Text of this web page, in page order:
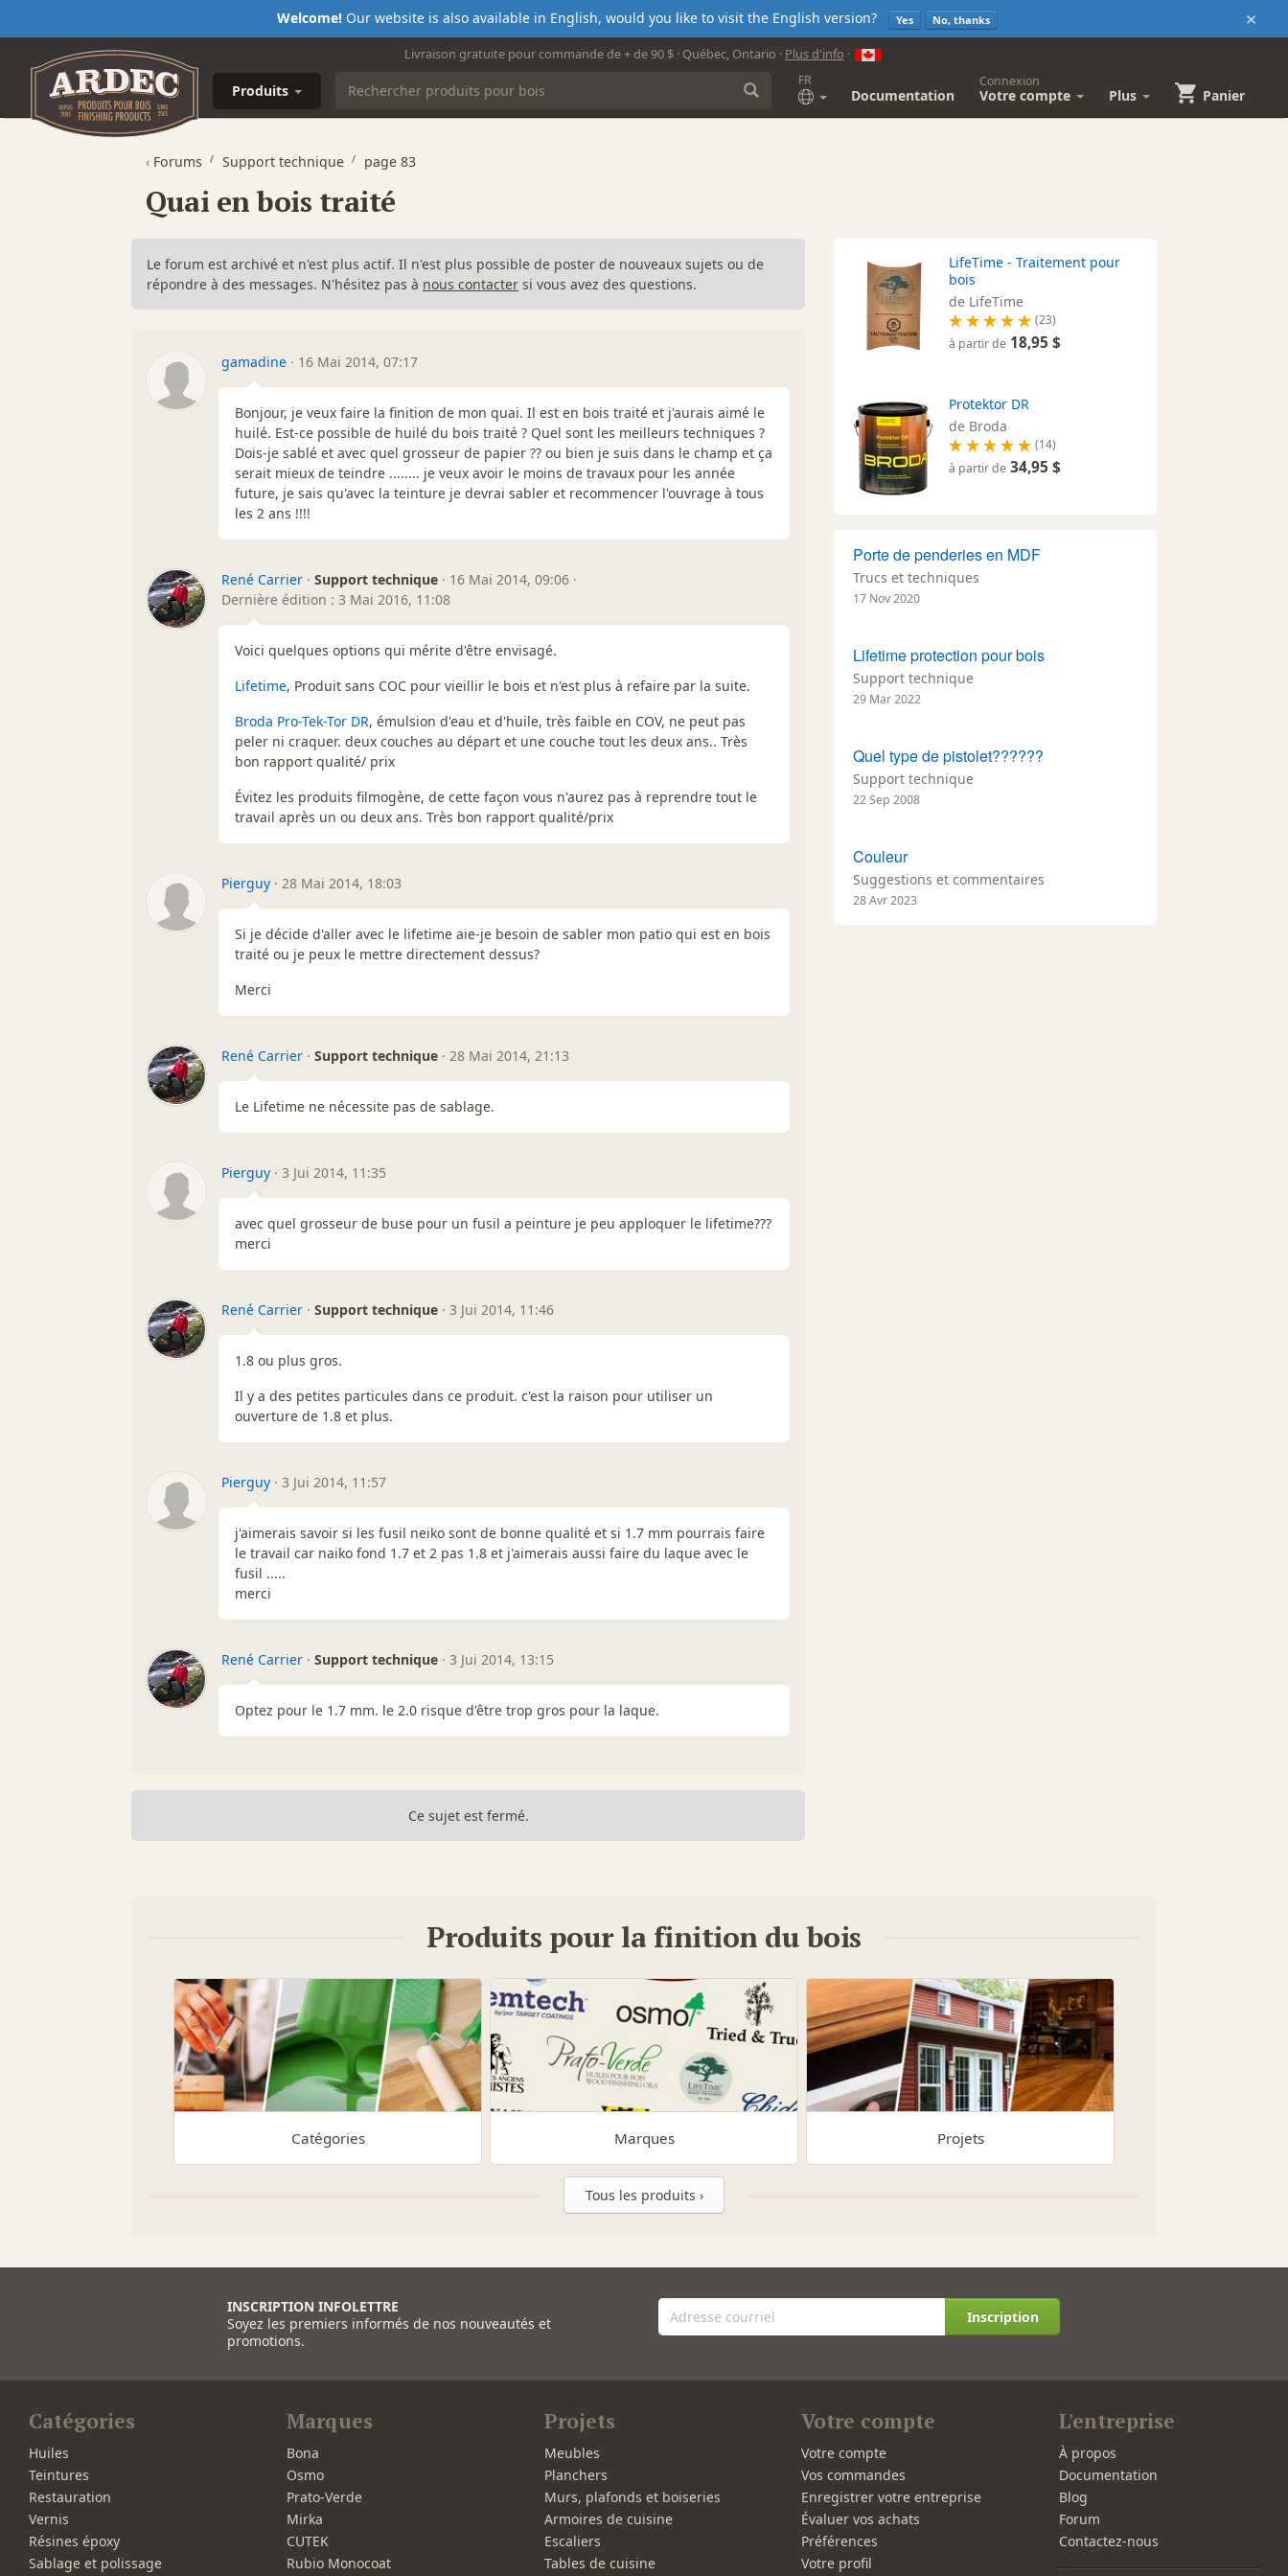
×
Welcome!Our website is also available in English, would you like to visit the English version? Yes No, thanks
Livraison gratuite pour commande de + de 90 $ · Québec, Ontario · Plus d'info ·
Produits
FR
Documentation
Connexion
Votre compte Plus Panier
‹ Forums Support technique page 83
Quai en bois traité
Le forum est archivé et n'est plus actif. Il n'est plus possible de poster de nouveaux sujets ou de
répondre à des messages. N'hésitez pas à nous contacter si vous avez des questions.
gamadine · 16 Mai 2014, 07:17
Bonjour, je veux faire la finition de mon quai. Il est en bois traité et j'aurais aimé le
huilé. Est-ce possible de huilé du bois traité ? Quel sont les meilleurs techniques ?
Dois-je sablé et avec quel grosseur de papier ?? ou bien je suis dans le champ et ça
serait mieux de teindre ........ je veux avoir le moins de travaux pour les année
future, je sais qu'avec la teinture je devrai sabler et recommencer l'ouvrage à tous
les 2 ans !!!!
René Carrier · Support technique · 16 Mai 2014, 09:06 ·
Dernière édition : 3 Mai 2016, 11:08
Voici quelques options qui mérite d'être envisagé.
Lifetime, Produit sans COC pour vieillir le bois et n'est plus à refaire par la suite.
Broda Pro-Tek-Tor DR, émulsion d'eau et d'huile, très faible en COV, ne peut pas
peler ni craquer. deux couches au départ et une couche tout les deux ans.. Très
bon rapport qualité/ prix
Évitez les produits filmogène, de cette façon vous n'aurez pas à reprendre tout le
travail après un ou deux ans. Très bon rapport qualité/prix
Pierguy · 28 Mai 2014, 18:03
Si je décide d'aller avec le lifetime aie-je besoin de sabler mon patio qui est en bois
traité ou je peux le mettre directement dessus?
Merci
René Carrier · Support technique · 28 Mai 2014, 21:13
Le Lifetime ne nécessite pas de sablage.
Pierguy · 3 Jui 2014, 11:35
avec quel grosseur de buse pour un fusil a peinture je peu apploquer le lifetime???
merci
René Carrier · Support technique · 3 Jui 2014, 11:46
1.8 ou plus gros.
Il y a des petites particules dans ce produit. c'est la raison pour utiliser un
ouverture de 1.8 et plus.
Pierguy · 3 Jui 2014, 11:57
j'aimerais savoir si les fusil neiko sont de bonne qualité et si 1.7 mm pourrais faire
le travail car naiko fond 1.7 et 2 pas 1.8 et j'aimerais aussi faire du laque avec le
fusil .....
merci
René Carrier · Support technique · 3 Jui 2014, 13:15
Optez pour le 1.7 mm. le 2.0 risque d'être trop gros pour la laque.
Ce sujet est fermé.
LifeTime - Traitement pour
bois
de LifeTime
(23)
à partir de 18,95 $
Protektor DR
de Broda
(14)
à partir de 34,95 $
Porte de penderies en MDF
Trucs et techniques
17 Nov 2020
Lifetime protection pour bois
Support technique
29 Mar 2022
Quel type de pistolet??????
Support technique
22 Sep 2008
Couleur
Suggestions et commentaires
28 Avr 2023
Produits pour la finition du bois
Catégories Marques Projets
Tous les produits ›
INSCRIPTION INFOLETTRE
Soyez les premiers informés de nos nouveautés et
promotions.
Inscription
Catégories
Huiles
Teintures
Restauration
Vernis
Résines époxy
Sablage et polissage
Marques
Bona
Osmo
Prato-Verde
Mirka
CUTEK
Rubio Monocoat
Projets
Meubles
Planchers
Murs, plafonds et boiseries
Armoires de cuisine
Escaliers
Tables de cuisine
Votre compte
Votre compte
Vos commandes
Enregistrer votre entreprise
Évaluer vos achats
Préférences
Votre profil
L'entreprise
À propos
Documentation
Blog
Forum
Contactez-nous